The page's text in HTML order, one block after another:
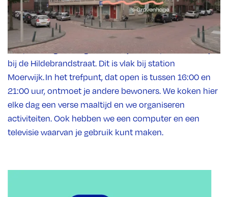
of tram ben je snel in de binnenstad van Den Haag,
zonder over te stappen. De kantoren van de
begeleiders zijn op de Hasebroekstraat en Neherkade.
Trefpunt Nagelhof ligt een beetje verstopt in een hofje
bij de Hildebrandstraat. Dit is vlak bij station
Moerwijk. In het trefpunt, dat open is tussen 16:00 en
21:00 uur, ontmoet je andere bewoners. We koken hier
elke dag een verse maaltijd en we organiseren
activiteiten. Ook hebben we een computer en een
televisie waarvan je gebruik kunt maken.